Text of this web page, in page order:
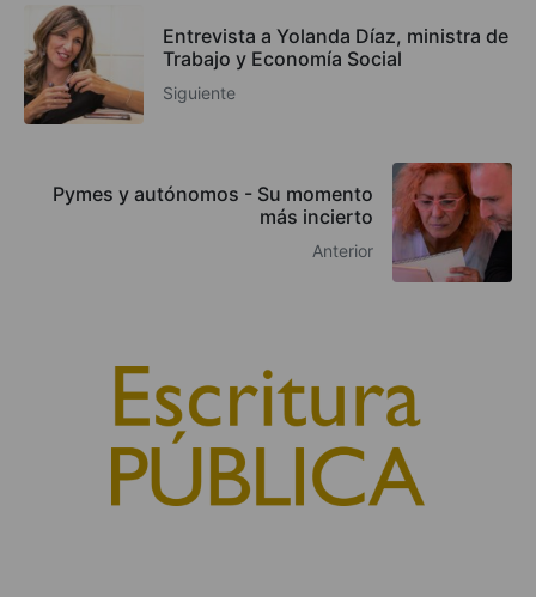
Entrevista a Yolanda Díaz, ministra de
Trabajo y Economía Social
Siguiente
Pymes y autónomos - Su momento
más incierto
Anterior